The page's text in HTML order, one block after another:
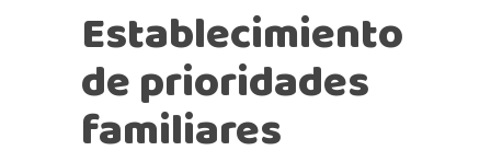
Establecimiento
de prioridades
familiares